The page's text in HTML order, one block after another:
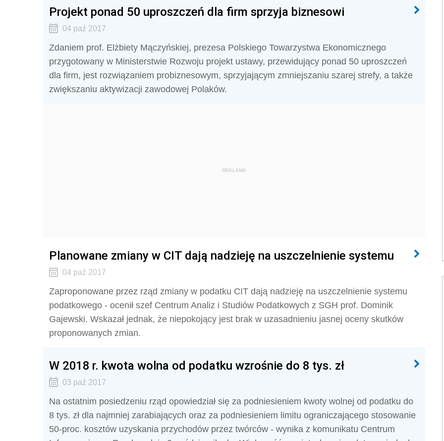
Projekt ponad 50 uproszczeń dla firm sprzyja biznesowi
04 paź 2017
Zdaniem prof. Elżbiety Mączyńskiej, prezesa Polskiego Towarzystwa Ekonomicznego
przygotowany w Ministerstwie Rozwoju projekt ustawy, przewidujący ponad 50 uproszczeń
dla firm, jest rozwiązaniem probiznesowym, sprzyjającym zmniejszaniu szarej strefy, a także
zwiększaniu aktywizacji zawodowej Polaków.
REKLAMA
Planowane zmiany w CIT dają nadzieję na uszczelnienie systemu
04 paź 2017
Zaproponowane przez rząd zmiany w podatku CIT dają nadzieję na uszczelnienie systemu
podatkowego - ocenił szef Centrum Analiz i Studiów Podatkowych z SGH prof. Dominik
Gajewski. Wskazał jednak, że niepokojący jest brak w uzasadnieniu jasnej oceny skutków
proponowanych zmian.
W 2018 r. kwota wolna od podatku wzrośnie do 8 tys. zł
03 paź 2017
Na ostatnim posiedzeniu rząd opowiedział się za podniesieniem kwoty wolnej od podatku do
8 tys. zł dla najmniej zarabiających oraz za podniesieniem limitu ograniczającego stosowanie
50-proc. kosztów uzyskania przychodów przez twórców - wynika z komunikatu Centrum